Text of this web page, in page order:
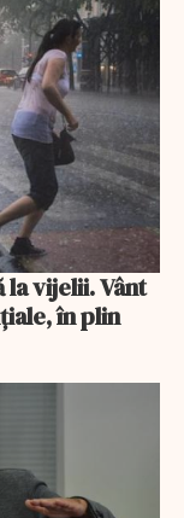
vijelii. Vânt
în plin